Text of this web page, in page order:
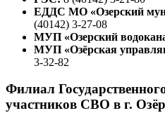
ЕДДС МО «Озерский
(40142) 3-27-08
МУП «Озерский
МУП «Озёрская
3-32-82
Филиал
участников СВО в г.